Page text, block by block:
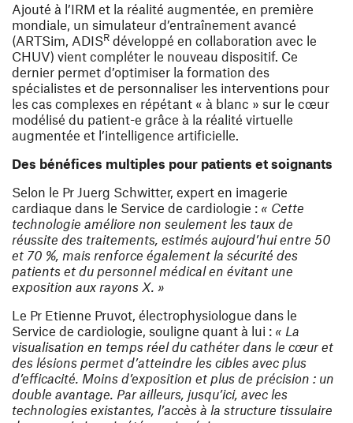
Ajouté à l’IRM et la réalité augmentée, en première
mondiale, un simulateur d’entraînement avancé
(ARTSim, ADISR développé en collaboration avec le
CHUV) vient compléter le nouveau dispositif. Ce
dernier permet d’optimiser la formation des
spécialistes et de personnaliser les interventions pour
les cas complexes en répétant « à blanc » sur le cœur
modélisé du patient-e grâce à la réalité virtuelle
augmentée et l’intelligence artificielle.
Des bénéfices multiples pour patients et soignants
Selon le Pr Juerg Schwitter, expert en imagerie
cardiaque dans le Service de cardiologie : « Cette
technologie améliore non seulement les taux de
réussite des traitements, estimés aujourd’hui entre 50
et 70 %, mais renforce également la sécurité des
patients et du personnel médical en évitant une
exposition aux rayons X. »
Le Pr Etienne Pruvot, électrophysiologue dans le
Service de cardiologie, souligne quant à lui : « La
visualisation en temps réel du cathéter dans le cœur et
des lésions permet d’atteindre les cibles avec plus
d’efficacité. Moins d’exposition et plus de précision : un
double avantage. Par ailleurs, jusqu’ici, avec les
technologies existantes, l’accès à la structure tissulaire